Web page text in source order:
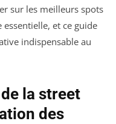
sur les meilleurs spots
et ce guide
indispensable au
la street
des